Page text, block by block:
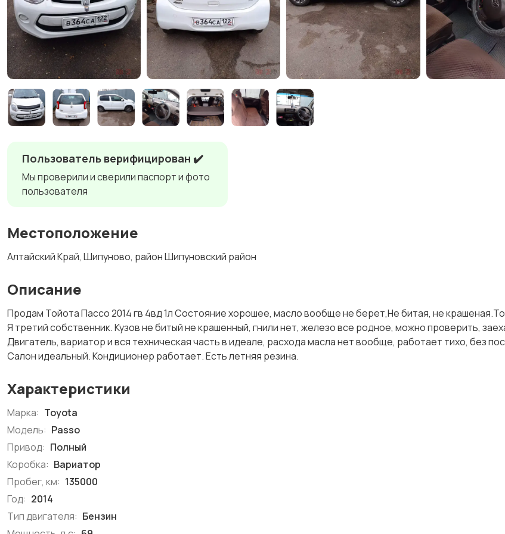
Пользователь верифицирован ✔️
Мы проверили и сверили паспорт и фото
пользователя
Местоположение
Алтайский Край, Шипуново, район Шипуновский район
Описание
Продам Тойота Пассо 2014 гв 4вд 1л Состояние хорошее, масло вообще не берет,Не битая, не
Я третий собственник. Кузов не битый не крашенный, гнили нет, железо все родное, можно проверить,
Двигатель, вариатор и вся техническая часть в идеале, расхода масла нет вообще, работает тихо, без
Салон идеальный. Кондиционер работает. Есть летняя резина.
Характеристики
Марка: Toyota
Модель: Passo
Привод: Полный
Коробка: Вариатор
Пробег, км: 135000
Год: 2014
Тип двигателя: Бензин